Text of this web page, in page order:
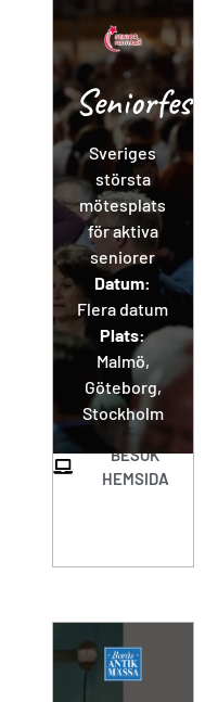
Sveriges
största
mötesplats
för aktiva
seniorer
Datum:
Flera datum
Plats:
Malmö,
Göteborg,
Stockholm
BESÖK
HEMSIDA